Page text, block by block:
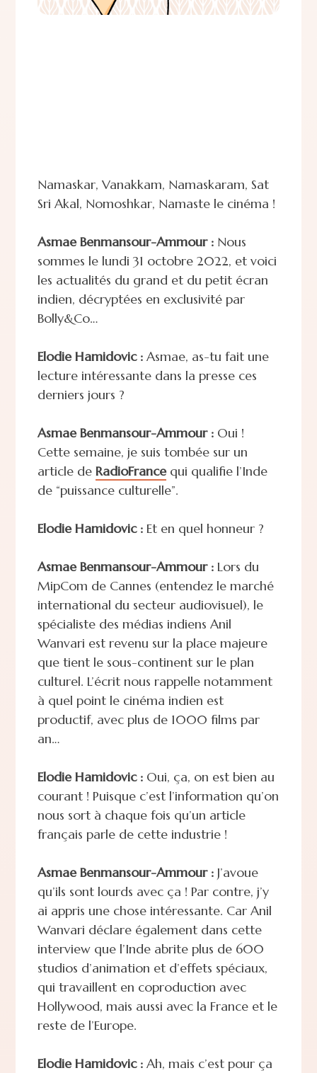
Namaskar, Vanakkam, Namaskaram, Sat
Sri Akal, Nomoshkar, Namaste le cinéma !
Asmae Benmansour-Ammour :Nous
sommes le lundi 31 octobre 2022, et voici
les actualités du grand et du petit écran
indien, décryptées en exclusivité par
Bolly&Co…
Elodie Hamidovic :Asmae, as-tu fait une
lecture intéressante dans la presse ces
derniers jours ?
Asmae Benmansour-Ammour :Oui !
Cette semaine, je suis tombée sur un
article de RadioFrancequi qualifie l’Inde
de “puissance culturelle”.
Elodie Hamidovic :Et en quel honneur ?
Asmae Benmansour-Ammour :Lors du
MipCom de Cannes (entendez le marché
international du secteur audiovisuel), le
spécialiste des médias indiens Anil
Wanvari est revenu sur la place majeure
que tient le sous-continent sur le plan
culturel. L’écrit nous rappelle notamment
à quel point le cinéma indien est
productif, avec plus de 1000 films par
an…
Elodie Hamidovic :Oui, ça, on est bien au
courant ! Puisque c’est l’information qu’on
nous sort à chaque fois qu’un article
français parle de cette industrie !
Asmae Benmansour-Ammour :J’avoue
qu’ils sont lourds avec ça ! Par contre, j’y
ai appris une chose intéressante. Car Anil
Wanvari déclare également dans cette
interview que l’Inde abrite plus de 600
studios d’animation et d’effets spéciaux,
qui travaillent en coproduction avec
Hollywood, mais aussi avec la France et le
reste de l’Europe.
Elodie Hamidovic :Ah, mais c’est pour ça